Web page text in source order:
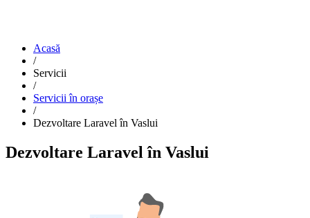
Acasă
/
Servicii
/
Servicii în orașe
/
Dezvoltare Laravel în Vaslui
Dezvoltare Laravel în Vaslui